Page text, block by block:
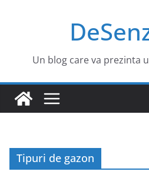
Un blog care va prezinta
Tipuri de gazon